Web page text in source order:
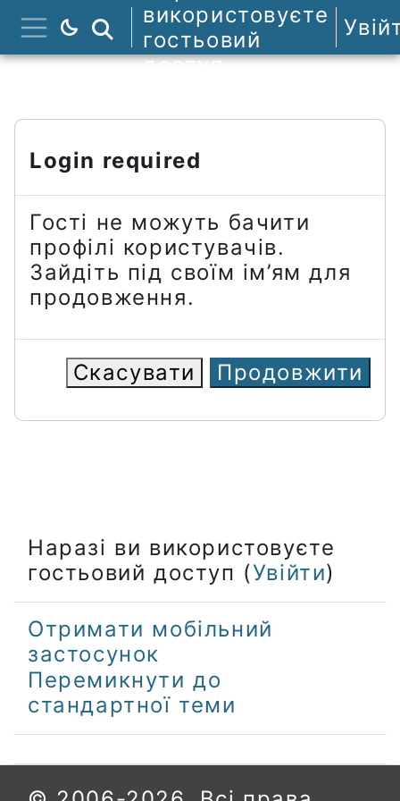
Перейти до головного вмісту
Бокова панель
Пошук курсів
використовуєте
гостьовий
доступ
Login required
Гості не можуть бачити
профілі користувачів.
Зайдіть під своїм ім’ям для
продовження.
Скасувати Продовжити
Наразі ви використовуєте
гостьовий доступ (Увійти)
Отримати мобільний
застосунок
Перемикнути до
стандартної теми